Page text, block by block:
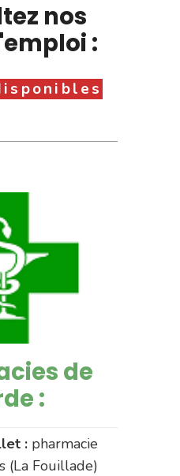
nos
:
de
:
: pharmacie
(La Fouillade)